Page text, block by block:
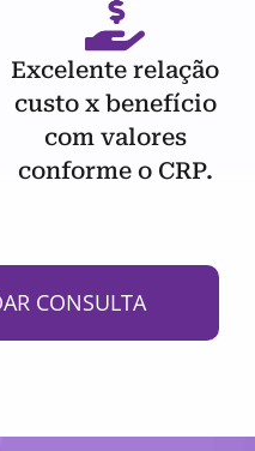
Excelente relação
custo x benefício
com valores
conforme o CRP.
CONSULTA